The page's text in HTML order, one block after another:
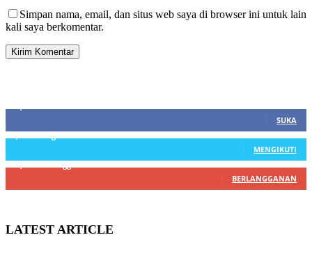
Simpan nama, email, dan situs web saya di browser ini untuk lain
kali saya berkomentar.
SUKA
MENGIKUTI
BERLANGGANAN
LATEST ARTICLE